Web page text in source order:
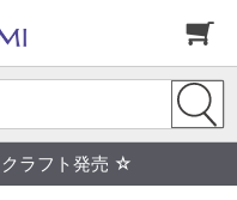
ラフト発売 ☆